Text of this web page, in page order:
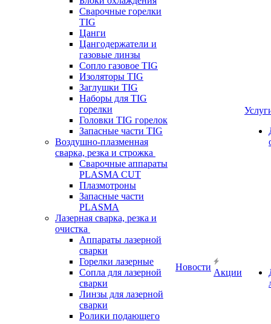
Сварочные горелки
TIG
Цанги
Цангодержатели и
газовые линзы
Сопло газовое TIG
Изоляторы TIG
Заглушки TIG
Наборы для TIG
горелки
Головки TIG горелок
Запасные части TIG
Воздушно-плазменная
сварка, резка и строжка
Сварочные аппараты
PLASMA CUT
Плазмотроны
Запасные части
PLASMA
Лазерная сварка, резка и
очистка
Аппараты лазерной
сварки
Горелки лазерные
Сопла для лазерной
сварки
Линзы для лазерной
сварки
Ролики подающего
Новости
Акции